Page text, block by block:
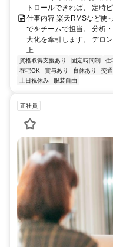
トロールできれば、 定時
仕事内容 楽天RMSなど使
でをチームで担当。 分析
大化を牽引します。 デロ
上...
資格取得支援あり 固定時間制 住
在宅OK
賞与あり 育休あり 交
土日祝休み
服装自由
正社員